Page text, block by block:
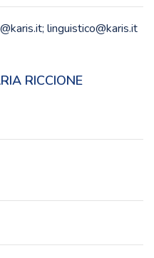
linguistico@karis.it
RICCIONE